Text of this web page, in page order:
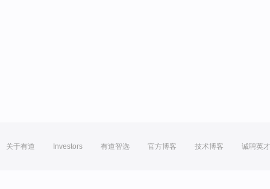
关于有道 Investors 有道智选 官方博客 技术博客 诚聘英才